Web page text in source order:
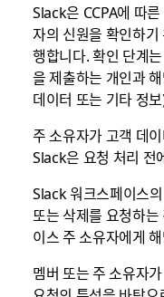
Slack은 CCPA에 따
자의 신원을 확인하
행합니다. 확인 단계
을 제출하는 개인과
데이터 또는 기타 정
주 소유자가 고객 데
Slack은 요청 처리 전
Slack 워크스페이스
또는 삭제를 요청하
이스 주 소유자에게
멤버 또는 주 소유자